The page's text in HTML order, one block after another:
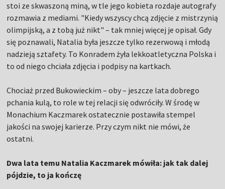
stoi ze skwaszoną miną, w tle jego kobieta rozdaje autografy
rozmawia z mediami. "Kiedy wszyscy chcą zdjęcie z mistrzynią
olimpijską, a z tobą już nikt" – tak mniej więcej je opisał. Gdy
się poznawali, Natalia była jeszcze tylko rezerwową i młodą
nadzieją sztafety. To Konradem żyła lekkoatletyczna Polska i
to od niego chciała zdjęcia i podpisy na kartkach.
Chociaż przed Bukowieckim – oby – jeszcze lata dobrego
pchania kulą, to role w tej relacji się odwróciły. W środę w
Monachium Kaczmarek ostatecznie postawiła stempel
jakości na swojej karierze. Przy czym nikt nie mówi, że
ostatni.
Dwa lata temu Natalia Kaczmarek mówiła: jak tak dalej
pójdzie, to ja kończę